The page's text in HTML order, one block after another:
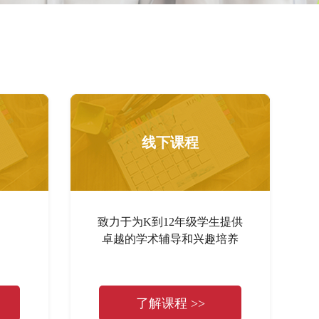
线下课程
致力于为K到12年级学生提供
卓越的学术辅导和兴趣培养
了解课程 >>